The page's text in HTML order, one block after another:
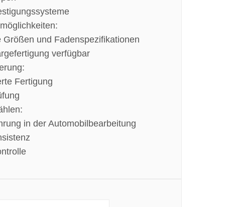
Größen und Fadenspezifikationen
verfügbar
Fertigung
in der Automobilbearbeitung